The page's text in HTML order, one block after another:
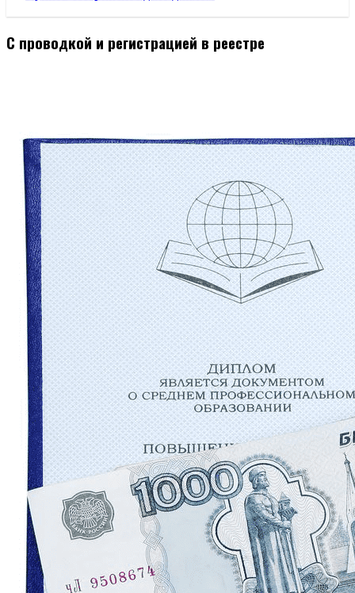
С проводкой и регистрацией в реестре